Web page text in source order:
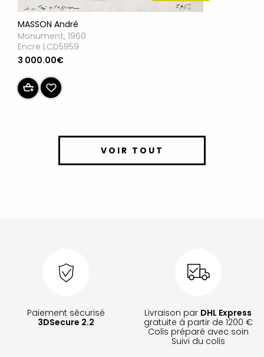
MASSON André
Monument, 1960
Encre LCD5959
3 000.00€
VOIR TOUT
Paiement sécurisé
3DSecure 2.2
Livraison par DHL Express
gratuite à partir de 1200 €
Colis préparé avec soin
Suivi du colis